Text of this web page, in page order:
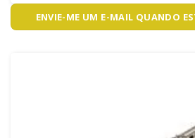
ENVIE-ME UM E-MAIL QUANDO